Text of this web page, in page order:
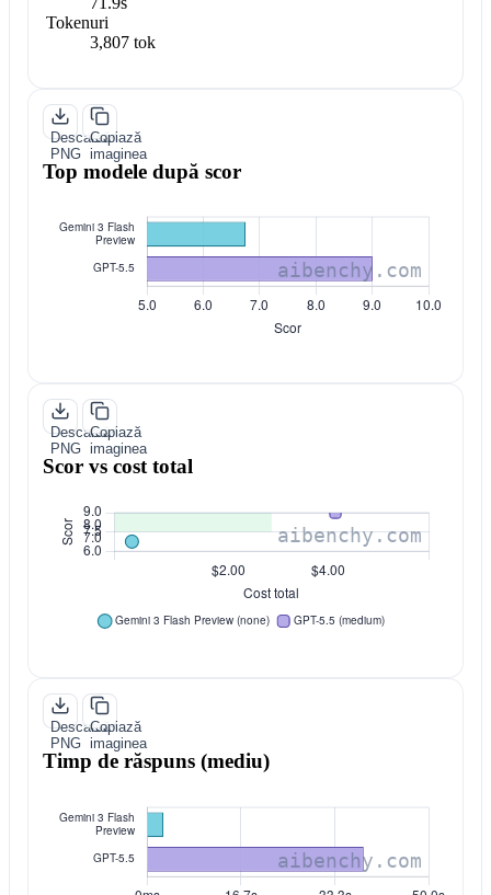
Tokenuri
3,807 tok
Descarcă
PNG
Copiază
imaginea
Top modele după scor
Descarcă
PNG
Copiază
imaginea
Scor vs cost total
Descarcă
PNG
Copiază
imaginea
Timp de răspuns (mediu)